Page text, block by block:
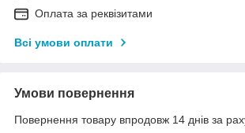
Оплата за реквізитами
Всі умови оплати
Умови повернення
Повернення товару впродовж 14 днів за